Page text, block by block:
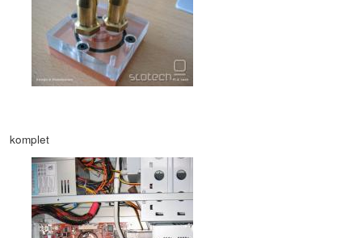
komplet